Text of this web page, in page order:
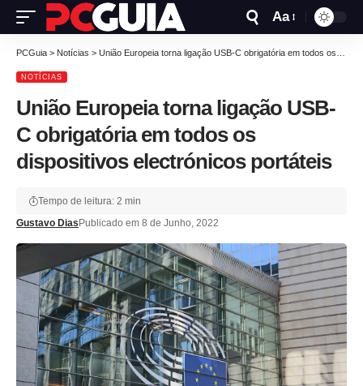
Aa
PCGuia > Notícias > União Europeia torna ligação USB-C obrigatória em todos os dispositivos electrónicos portáteis
NOTÍCIAS
União Europeia torna ligação USB-
C obrigatória em todos os
dispositivos electrónicos portáteis
Gustavo Dias Publicado em 8 de Junho, 2022
Tempo de leitura: 2 min